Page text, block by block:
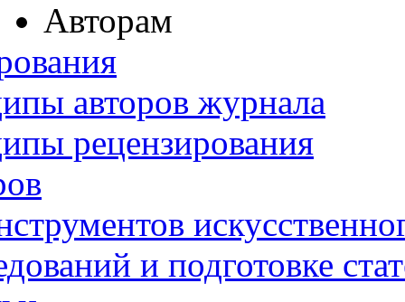
Авторам
авторов журнала
рецензирования
и подготовке